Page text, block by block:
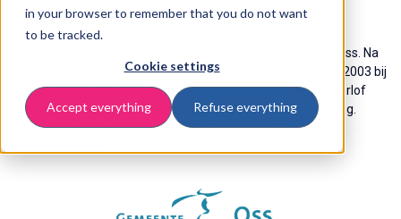
in your browser to remember that you do not want
to be tracked.
Cookie settings
Accept everything Refuse everything
29 September 2025
Henny Geenen werkt als inkoopcoördinator bij Gemeente Oss. Na
25 jaar in het bedrijfsleven te hebben gewerkt, kwam hij in 2003 bij
Gemeente Oss terecht. Samen met zijn collega Peter Nederlof
fungeert Henny centraal in de organisatie als inkoopafdeling.
Peter Nederlof werkt sinds 1994 bij gemeente Oss en is